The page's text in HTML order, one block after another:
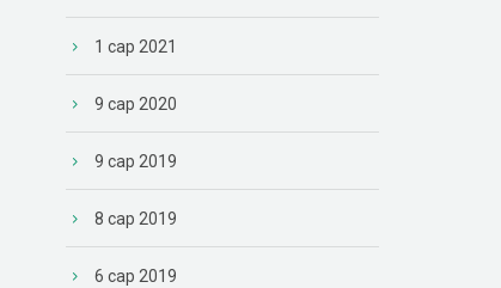
1 сар 2021
9 сар 2020
9 сар 2019
8 сар 2019
6 сар 2019